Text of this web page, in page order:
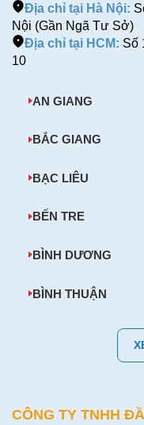
Địa chỉ tại Hà Nội:
Nội (Gần Ngã Tư Sở)
Địa chỉ tại HCM: Số
10
AN GIANG
BẮC GIANG
BẠC LIÊU
BẾN TRE
BÌNH DƯƠNG
BÌNH THUẬN
CÔNG TY TNHH